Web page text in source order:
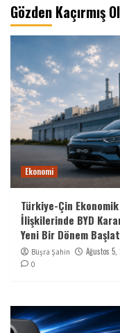
Gözden Kaçırmış
Ekonomi
Türkiye-Çin Ekonomik
İlişkilerinde BYD
Yeni Bir Dönem
Büşra Şahin Ağustos 5,
0